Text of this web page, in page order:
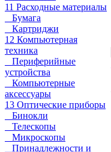
11 Расходные материалы
Бумага
Картриджи
12 Компьютерная
техника
Периферийные
устройства
Компьютерные
аксессуары
13 Оптические приборы
Бинокли
Телескопы
Микроскопы
Принадлежности и